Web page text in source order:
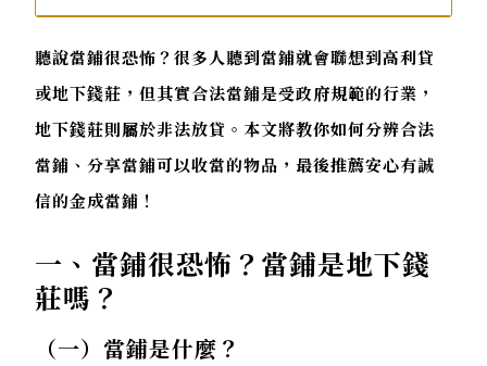
聽說當鋪很恐怖？很多人聽到當鋪就會聯想到高利貸
或地下錢莊，但其實合法當鋪是受政府規範的行業，
地下錢莊則屬於非法放貸。本文將教你如何分辨合法
當鋪、分享當鋪可以收當的物品，最後推薦安心有誠
信的金成當鋪！
一、當鋪很恐怖？當鋪是地下錢
莊嗎？
（一）當鋪是什麼？